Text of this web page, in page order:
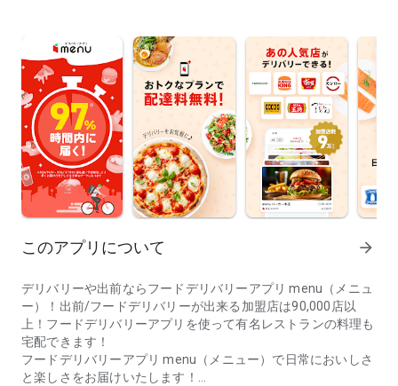
このアプリについて arrow_forward
デリバリーや出前ならフードデリバリーアプリ menu（メニュ
ー）！出前/フードデリバリーが出来る加盟店は90,000店以
上！フードデリバリーアプリを使って有名レストランの料理も
宅配できます！
フードデリバリーアプリ menu（メニュー）で日常においしさ
と楽しさをお届けいたします！